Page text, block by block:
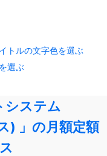
トルの文字色を選ぶ
選ぶ
システム
) 」の月額定額